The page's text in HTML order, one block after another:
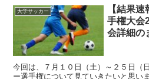
大学サッカー
【結果
手権大会
会詳細の
今回は、７月１０日（土）～２５日（
ー選手権について見ていきたいと思い